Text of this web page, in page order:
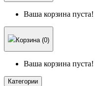
Ваша корзина пуста!
Корзина (0)
Ваша корзина пуста!
Категории